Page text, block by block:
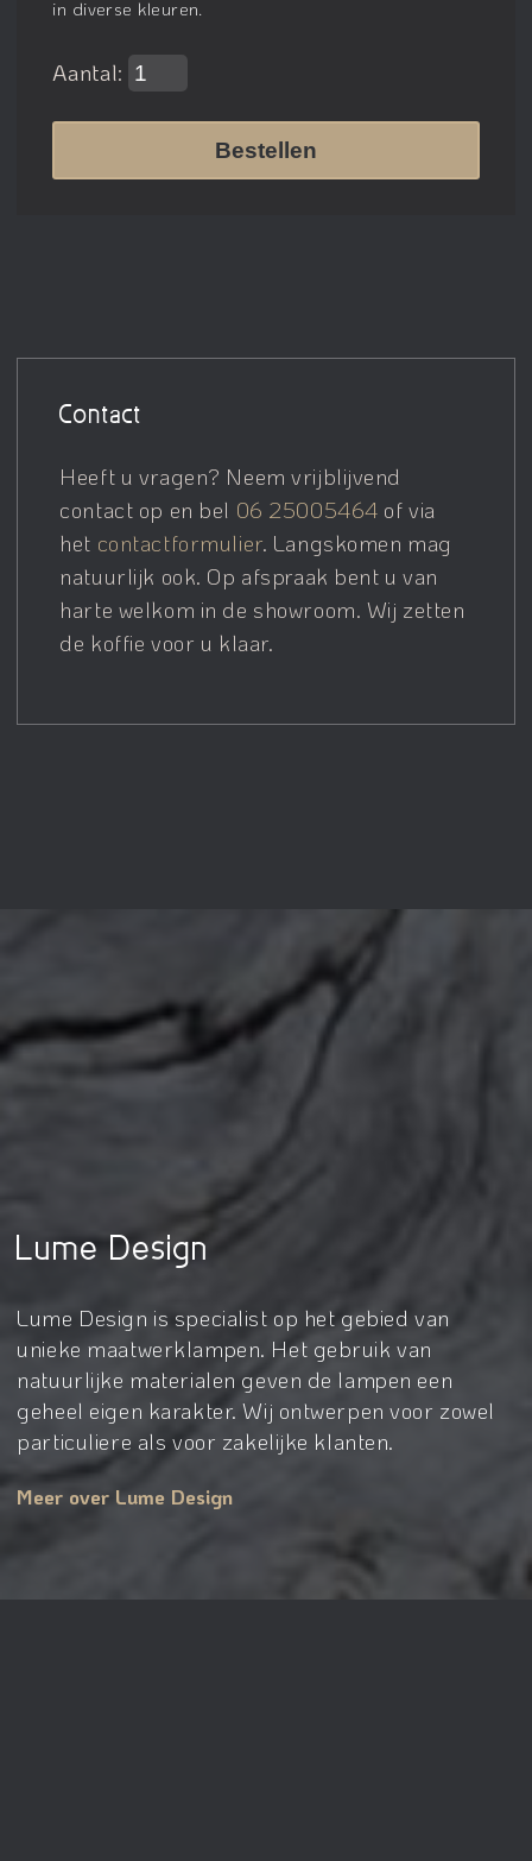
in diverse kleuren.
Aantal:
Bestellen
Contact
Heeft u vragen? Neem vrijblijvend
contact op en bel 06 25005464 of via
het contactformulier. Langskomen mag
natuurlijk ook. Op afspraak bent u van
harte welkom in de showroom. Wij zetten
de koffie voor u klaar.
Lume Design
Lume Design is specialist op het gebied van
unieke maatwerklampen. Het gebruik van
natuurlijke materialen geven de lampen een
geheel eigen karakter. Wij ontwerpen voor zowel
particuliere als voor zakelijke klanten.
Meer over Lume Design